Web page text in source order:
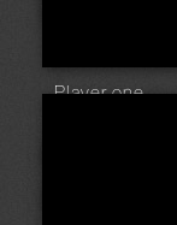
Player one ...